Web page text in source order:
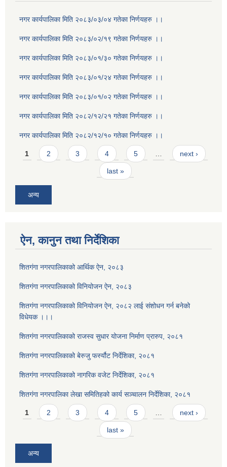
नगर कार्यपालिका मिति २०८३/०३/०४ गतेका निर्णयहरु ।।
नगर कार्यपालिका मिति २०८३/०२/१९ गतेका निर्णयहरु ।।
नगर कार्यपालिका मिति २०८३/०१/३० गतेका निर्णयहरु ।।
नगर कार्यपालिका मिति २०८३/०१/२४ गतेका निर्णयहरु ।।
नगर कार्यपालिका मिति २०८३/०१/०२ गतेका निर्णयहरु ।।
नगर कार्यपालिका मिति २०८२/१२/२१ गतेका निर्णयहरु ।।
नगर कार्यपालिका मिति २०८२/१२/१० गतेका निर्णयहरु ।।
Pages
1 2 3 4 5 … next ›
last »
अन्य
ऐन, कानुन तथा निर्देशिका
शितगंगा नगरपालिकाको आर्थिक ऐन, २०८३
शितगंगा नगरपालिकाको विनियोजन ऐन, २०८३
शितगंगा नगरपालिकाको विनियोजन ऐन, २०८२ लाई संशोधन गर्न बनेको
विधेयक ।।।
शितगंगा नगरपालिकाको राजस्व सुधार योजना निर्माण प्रारुप, २०८१
शितगंगा नगरपालिकाको बेरुजु फर्स्यौट निर्देशिका, २०८१
शितगंगा नगरपालिकाको नागरिक वजेट निर्देशिका, २०८१
शितगंगा नगरपालिका लेखा समितिहको कार्य सञ्चालन निर्देशिका, २०८१
Pages
1 2 3 4 5 next ›
last »
अन्य